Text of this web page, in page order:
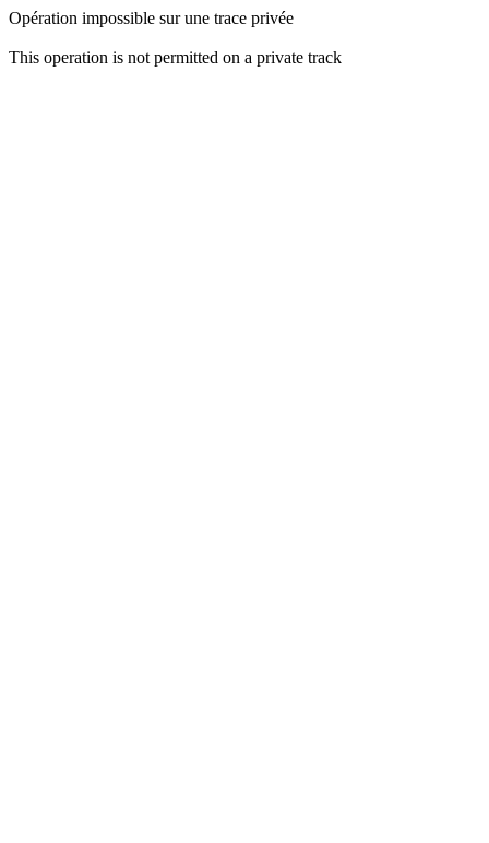
Opération impossible sur une trace privée
This operation is not permitted on a private track